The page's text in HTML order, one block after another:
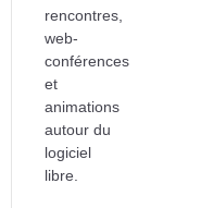
rencontres,
web-
conférences
et
animations
autour du
logiciel
libre.